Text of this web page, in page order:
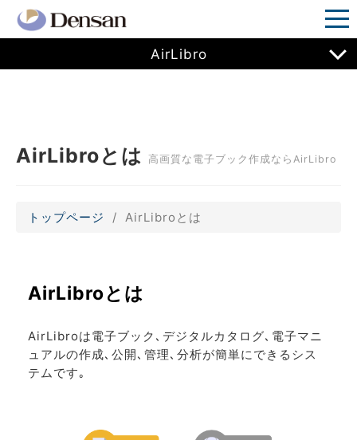
AirLibro
AirLibroとは 高画質な電子ブック作成ならAirLibro
トップページ AirLibroとは
AirLibroとは
AirLibroは電子ブック､デジタルカタログ､電子マニ
ュアルの作成､公開､管理､分析が簡単にできるシス
テムです｡